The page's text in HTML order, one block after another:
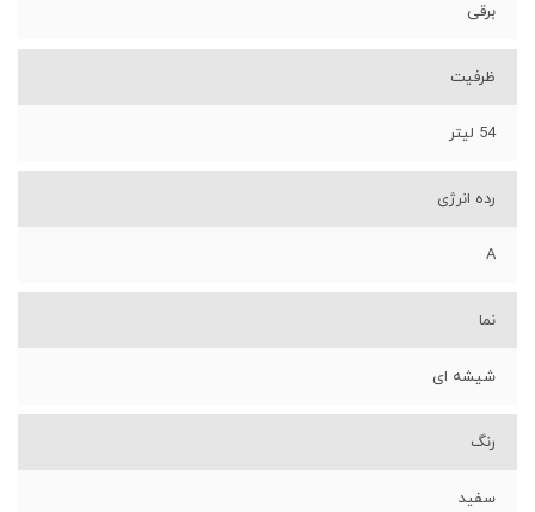
برقی
ظرفیت
54 لیتر
رده انرژی
A
نما
شیشه ای
رنگ
سفید